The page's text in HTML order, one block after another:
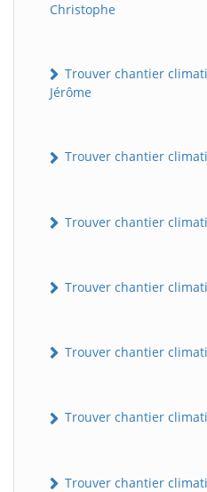
Christophe
Trouver chantier
Jérôme
Trouver chantier
Trouver chantier
Trouver chantier
Trouver chantier
Trouver chantier
Trouver chantier